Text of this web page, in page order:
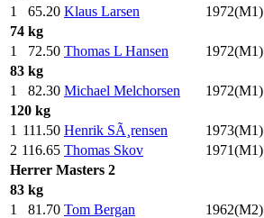
1
65.20 Klaus Larsen 1972(M1)
74 kg
1
72.50 Thomas L Hansen 1972(M1)
83 kg
1
82.30 Michael Melchorsen 1972(M1)
120 kg
1 111.50 Henrik SÃ¸rensen 1973(M1)
2 116.65 Thomas Skov 1971(M1)
Herrer Masters 2
83 kg
1
81.70 Tom Bergan 1962(M2)